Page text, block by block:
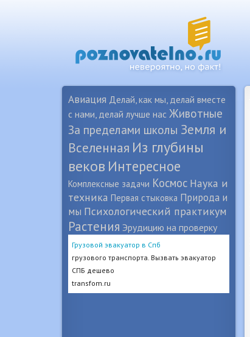
Авиация Делай, как мы, делай вместе
с нами, делай лучше нас Животные
За пределами школы Земля и
Вселенная Из глубины
веков Интересное
Комплексные задачи Космос Наука и
техника Первая стыковка Природа и
мы Психологический практикум
Растения Эрудицию на проверку
Грузовой эвакуатор в Спб
грузового транспорта. Вызвать эвакуатор
СПБ дешево
transfom.ru